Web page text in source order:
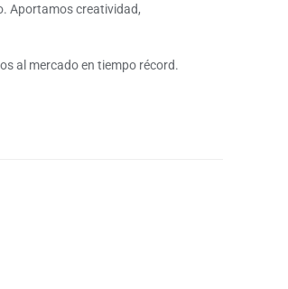
Aportamos creatividad,
al mercado en tiempo récord.